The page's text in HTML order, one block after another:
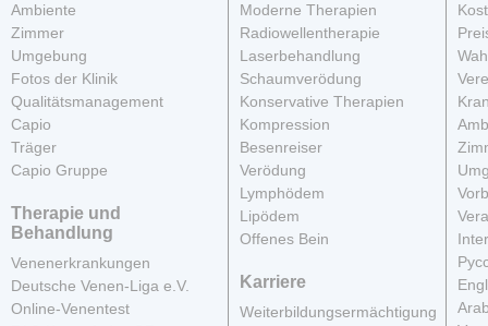
Ambiente
Zimmer
Umgebung
Fotos der Klinik
Qualitätsmanagement
Capio
Träger
Capio Gruppe
Therapie und
Behandlung
Venenerkrankungen
Deutsche Venen-Liga e.V.
Online-Venentest
Moderne Therapien
Radiowellentherapie
Laserbehandlung
Schaumverödung
Konservative Therapien
Kompression
Besenreiser
Verödung
Lymphödem
Lipödem
Offenes Bein
Karriere
Weiterbildungsermächtigung